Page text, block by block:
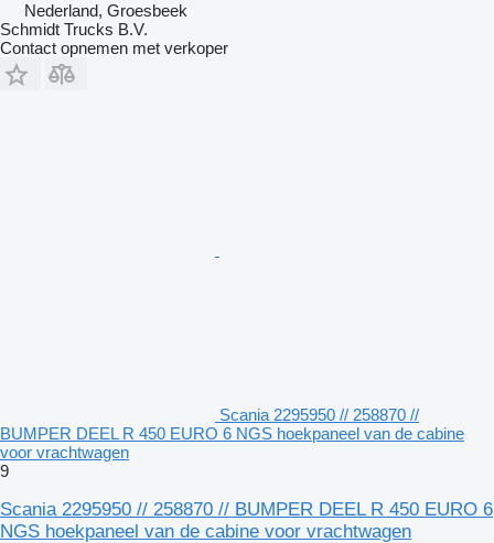
Nederland, Groesbeek
Schmidt Trucks B.V.
Contact opnemen met verkoper
Scania 2295950 // 258870 //
BUMPER DEEL R 450 EURO 6 NGS hoekpaneel van de cabine
voor vrachtwagen
9
Scania 2295950 // 258870 // BUMPER DEEL R 450 EURO 6
NGS hoekpaneel van de cabine voor vrachtwagen